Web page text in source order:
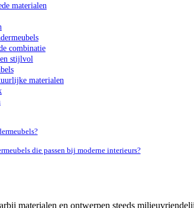
materialen
combinatie
stijlvol
materialen
die passen bij moderne interieurs?
materialen en ontwerpen steeds